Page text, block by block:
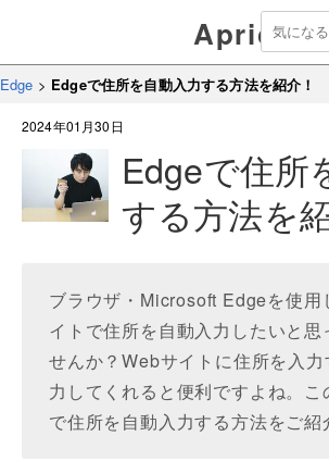
Aprico
Edge > Edgeで住所を自動入力する方法を紹介！
2024年01月30日
Edgeで住所
する方法を
ブラウザ・Microsoft Edgeを使用
イトで住所を自動入力したいと思
せんか？Webサイトに住所を入力
力してくれると便利ですよね。
で住所を自動入力する方法をご紹